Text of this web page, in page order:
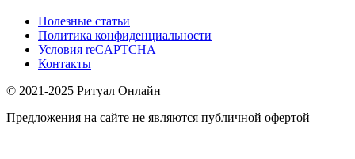
Полезные статьи
Политика конфиденциальности
Условия reCAPTCHA
Контакты
© 2021-2025 Ритуал Онлайн
Предложения на сайте не являются публичной офертой